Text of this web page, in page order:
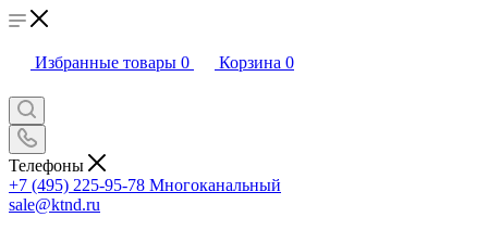
Избранные товары 0 Корзина 0
Телефоны
+7 (495) 225-95-78 Многоканальный
sale@ktnd.ru